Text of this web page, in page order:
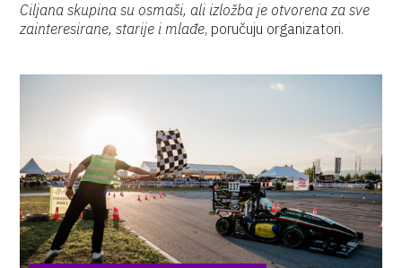
Ciljana skupina su osmaši, ali izložba je otvorena za sve
zainteresirane, starije i mlađe, poručuju organizatori.